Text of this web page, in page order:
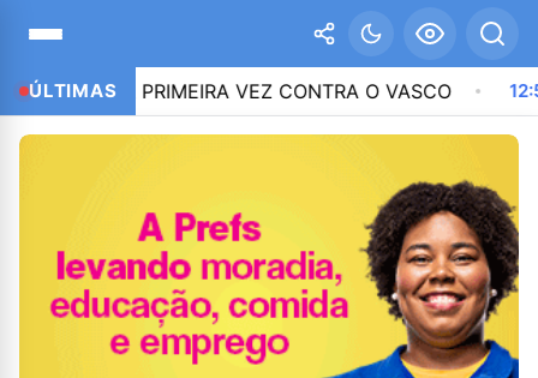
ÚLTIMAS
PRIMEIRA VEZ CONTRA O VASCO 12:51CNC: